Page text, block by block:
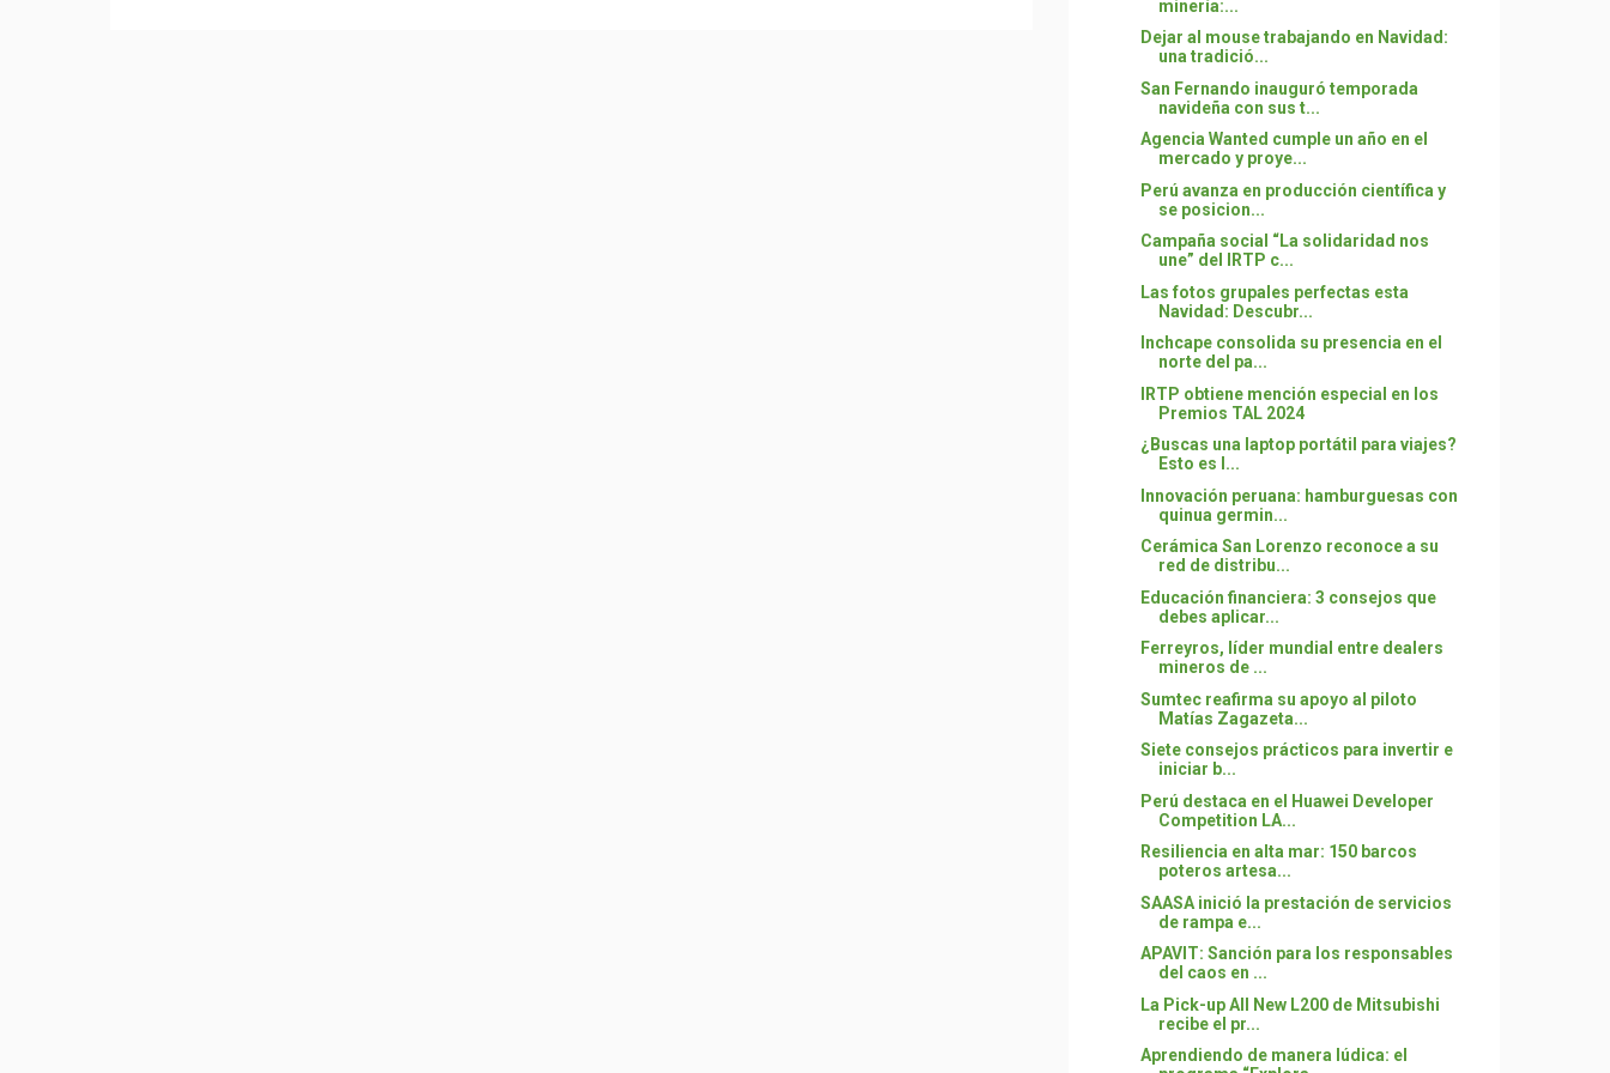
minería:...
Dejar al mouse trabajando en Navidad:
una tradició...
San Fernando inauguró temporada
navideña con sus t...
Agencia Wanted cumple un año en el
mercado y proye...
Perú avanza en producción científica y
se posicion...
Campaña social “La solidaridad nos
une” del IRTP c...
Las fotos grupales perfectas esta
Navidad: Descubr...
Inchcape consolida su presencia en el
norte del pa...
IRTP obtiene mención especial en los
Premios TAL 2024
¿Buscas una laptop portátil para viajes?
Esto es l...
Innovación peruana: hamburguesas con
quinua germin...
Cerámica San Lorenzo reconoce a su
red de distribu...
Educación financiera: 3 consejos que
debes aplicar...
Ferreyros, líder mundial entre dealers
mineros de ...
Sumtec reafirma su apoyo al piloto
Matías Zagazeta...
Siete consejos prácticos para invertir e
iniciar b...
Perú destaca en el Huawei Developer
Competition LA...
Resiliencia en alta mar: 150 barcos
poteros artesa...
SAASA inició la prestación de servicios
de rampa e...
APAVIT: Sanción para los responsables
del caos en ...
La Pick-up All New L200 de Mitsubishi
recibe el pr...
Aprendiendo de manera lúdica: el